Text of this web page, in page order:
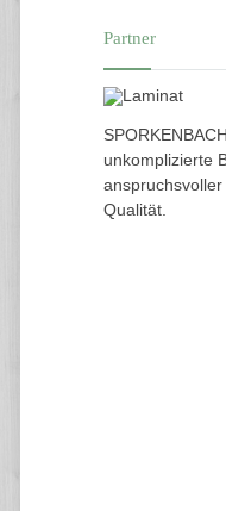
Partner
unkomplizierte
Qualität.